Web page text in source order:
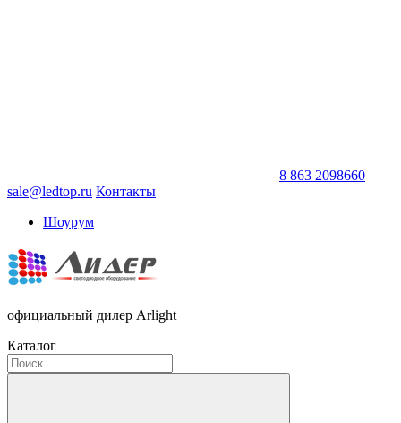
8 863 2098660
sale@ledtop.ru Контакты
Шоурум
официальный дилер Arlight
Каталог